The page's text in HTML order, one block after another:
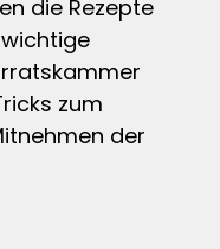
die Rezepte
zum
der